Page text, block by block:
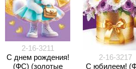
2-16-3211
С днем рождения!
(ФС) (золотые
2-16-3217
С юбилеем!